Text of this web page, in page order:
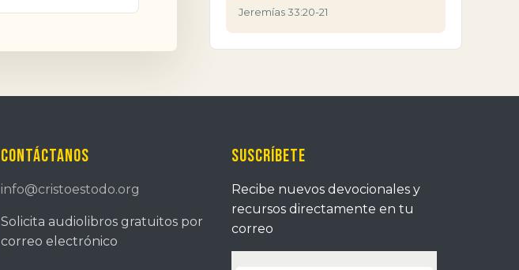
Jeremías 33:20-21
Contáctanos
info@cristoestodo.org
Solicita audiolibros gratuitos por
correo electrónico
Suscríbete
Recibe nuevos devocionales y
recursos directamente en tu
correo